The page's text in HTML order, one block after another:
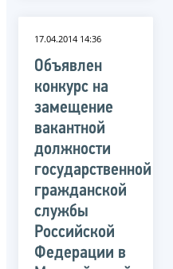
17.04.2014 14:36
Объявлен
конкурс на
замещение
вакантной
должности
государственной
гражданской
службы
Российской
Федерации в